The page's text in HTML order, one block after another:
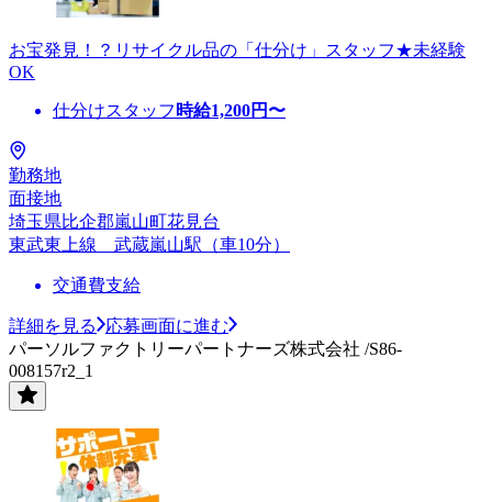
お宝発見！？リサイクル品の「仕分け」スタッフ★未経験
OK
仕分けスタッフ 時給1,200円〜
勤務地
面接地
埼玉県比企郡嵐山町花見台
東武東上線 武蔵嵐山駅（車10分）
交通費支給
詳細を見る
応募画面に進む
パーソルファクトリーパートナーズ株式会社 /S86-
008157r2_1